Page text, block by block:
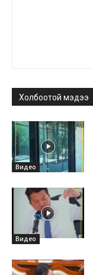
Холбоотой мэдээ
Видео
Видео